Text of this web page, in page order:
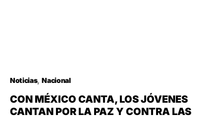
Noticias Nacional
CON MÉXICO CANTA, LOS JÓVENES
CANTAN POR LA PAZ Y CONTRA LAS